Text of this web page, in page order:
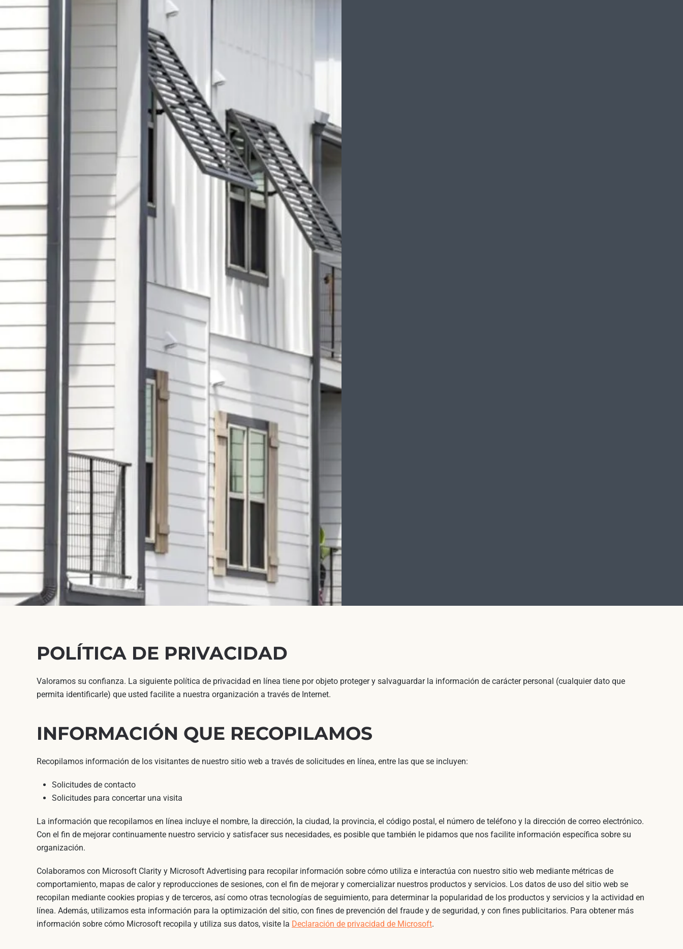
POLÍTICA DE PRIVACIDAD
Valoramos su confianza. La siguiente política de privacidad en línea tiene por objeto proteger y salvaguardar la información de carácter personal (cualquier dato que
permita identificarle) que usted facilite a nuestra organización a través de Internet.
INFORMACIÓN QUE RECOPILAMOS
Recopilamos información de los visitantes de nuestro sitio web a través de solicitudes en línea, entre las que se incluyen:
Solicitudes de contacto
Solicitudes para concertar una visita
La información que recopilamos en línea incluye el nombre, la dirección, la ciudad, la provincia, el código postal, el número de teléfono y la dirección de correo electrónico.
Con el fin de mejorar continuamente nuestro servicio y satisfacer sus necesidades, es posible que también le pidamos que nos facilite información específica sobre su
organización.
Colaboramos con Microsoft Clarity y Microsoft Advertising para recopilar información sobre cómo utiliza e interactúa con nuestro sitio web mediante métricas de
comportamiento, mapas de calor y reproducciones de sesiones, con el fin de mejorar y comercializar nuestros productos y servicios. Los datos de uso del sitio web se
recopilan mediante cookies propias y de terceros, así como otras tecnologías de seguimiento, para determinar la popularidad de los productos y servicios y la actividad en
línea. Además, utilizamos esta información para la optimización del sitio, con fines de prevención del fraude y de seguridad, y con fines publicitarios. Para obtener más
información sobre cómo Microsoft recopila y utiliza sus datos, visite la Declaración de privacidad de Microsoft.